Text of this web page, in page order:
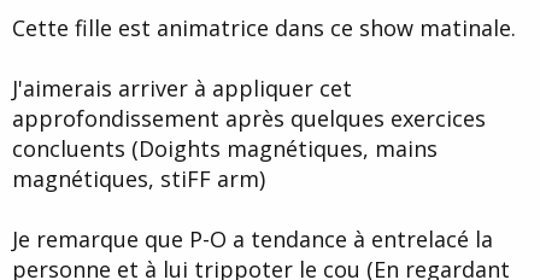
Cette fille est animatrice dans ce show matinale.
J'aimerais arriver à appliquer cet
approfondissement après quelques exercices
concluents (Doights magnétiques, mains
magnétiques, stiFF arm)
Je remarque que P-O a tendance à entrelacé la
personne et à lui trippoter le cou (En regardant